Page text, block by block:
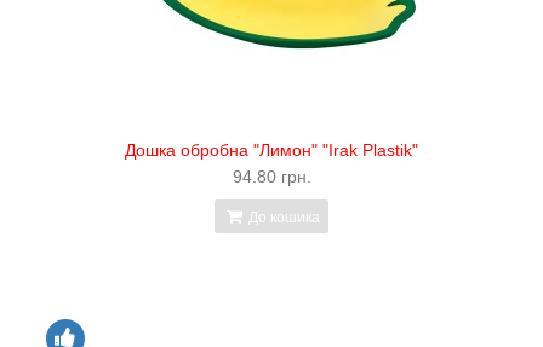
Дошка обробна "Лимон" "Irak Plastik"
94.80 грн.
До кошика